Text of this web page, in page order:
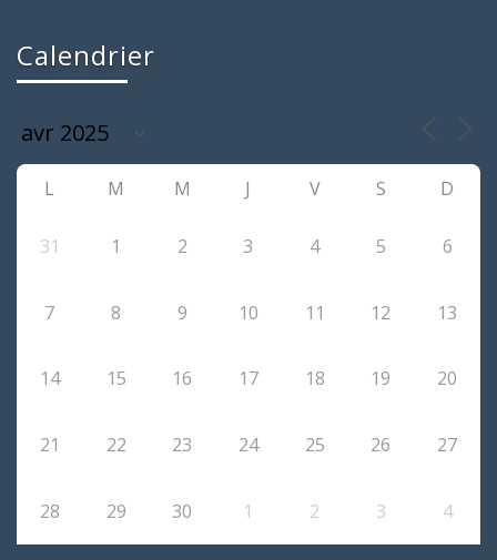
Calendrier
L M M J V S D
31 1 2 3 4 5 6
7 8 9 10 11 12 13
14 15 16 17 18 19 20
21 22 23 24 25 26 27
28 29 30 1 2 3 4